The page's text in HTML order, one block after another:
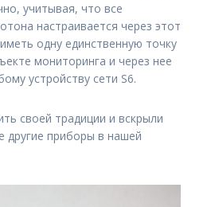
учитывая, что все
настраивается через этот
одну единственную точку
мониторинга и через нее
устройству сети S6.
своей традиции и вскрыли
другие приборы в нашей